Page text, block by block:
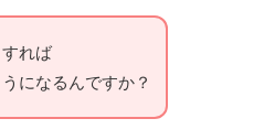
れば
になるんですか？